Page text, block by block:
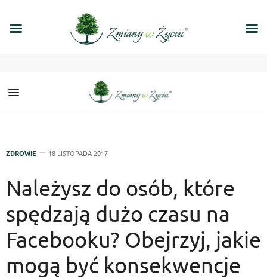
ZDROWIE 18 LISTOPADA 2017
Należysz do osób, które
spędzają dużo czasu na
Facebooku? Obejrzyj, jakie
mogą być konsekwencje